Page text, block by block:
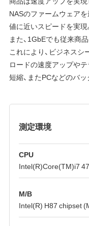
NASのファームウェア
値に近いスピードを実現
また、1GbEでも従来商
これにより、ビジネスシ
ロードの速度アップや
短縮、またPCなどのバ
測定環境
CPU
Intel(R)Core(TM)i7
M/B
Intel(R) H87 chipset